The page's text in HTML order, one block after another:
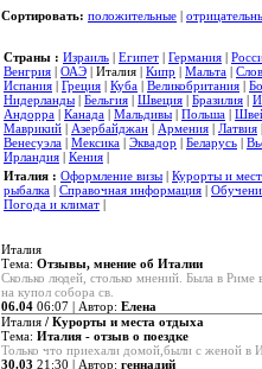
Сортировать: положительные |
Страны : Израиль | Египет | Германия |
Венгрия | ОАЭ | Италия | Кипр | Мальта |
Испания | Греция | Куба | Великобритания |
Нидерланды | Бельгия | Швеция | Бразилия |
Андорра | Канада | Мальдивы | Польша |
Маврикий | Азербайджан | Армения | Латвия |
Венесуэла | Мексика | Эквадор | Беларусь |
Ирландия | Кения |
Италия : Оформление визы | Курорты и
рыбалка | Справочная информация |
Погода и климат |
Италия
Тема: Отзывы, мнение об Италии
Сколько людей, столько мнений. Была в
на купол собора св.
06.04 06:07 | Автор: Елена
Италия / Курорты и места отдыха
Тема: Италия - отзыв о поездке
Только что приехали домой,были с женой в
30.03 21:30 | Автор: геннадий